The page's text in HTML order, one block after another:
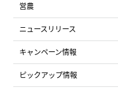
営農
ニュースリリース
キャンペーン情報
ピックアップ情報